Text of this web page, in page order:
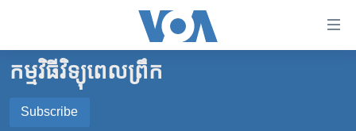
គេហទំព័រ​
ទាក់ទង
រំលង​
កម្ពុជា
អន្តរជាតិ
កម្មវិធីវិទ្យុពេលព្រឹក
Subscribe